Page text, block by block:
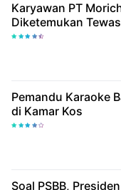
Karyawan PT
Diketemukan
Pemandu Karaoke
di Kamar Kos
Soal PSBB,